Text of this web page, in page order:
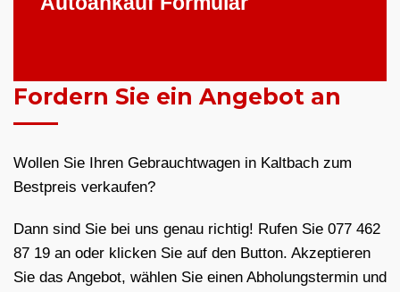
Fordern Sie ein Angebot an
Wollen Sie Ihren Gebrauchtwagen in Kaltbach zum
Bestpreis verkaufen?
Dann sind Sie bei uns genau richtig! Rufen Sie 077 462
87 19 an oder klicken Sie auf den Button. Akzeptieren
Sie das Angebot, wählen Sie einen Abholungstermin und